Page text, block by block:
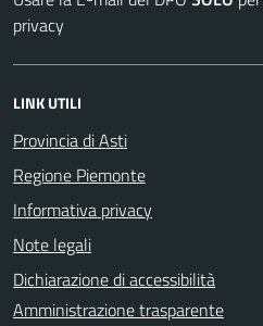
privacy
LINK UTILI
Provincia di Asti
Regione Piemonte
Informativa privacy
Note legali
Dichiarazione di accessibilità
Amministrazione trasparente